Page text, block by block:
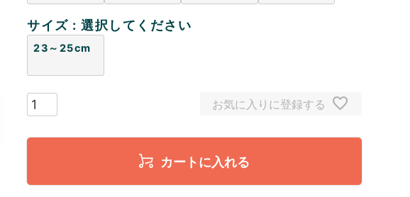
サイズ 選択してください
23～25cm
お気に入りに登録する
カートに入れる